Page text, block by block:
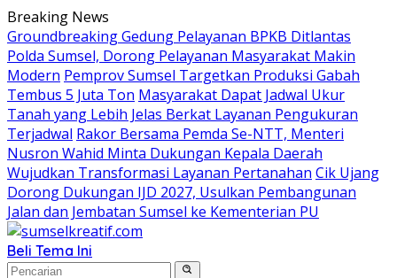
Langsung
ke
konten
Breaking News
Groundbreaking Gedung Pelayanan BPKB Ditlantas
Polda Sumsel, Dorong Pelayanan Masyarakat Makin
Modern Pemprov Sumsel Targetkan Produksi Gabah
Tembus 5 Juta Ton Masyarakat Dapat Jadwal Ukur
Tanah yang Lebih Jelas Berkat Layanan Pengukuran
Terjadwal Rakor Bersama Pemda Se-NTT, Menteri
Nusron Wahid Minta Dukungan Kepala Daerah
Wujudkan Transformasi Layanan Pertanahan Cik Ujang
Dorong Dukungan IJD 2027, Usulkan Pembangunan
Jalan dan Jembatan Sumsel ke Kementerian PU
Beli Tema Ini